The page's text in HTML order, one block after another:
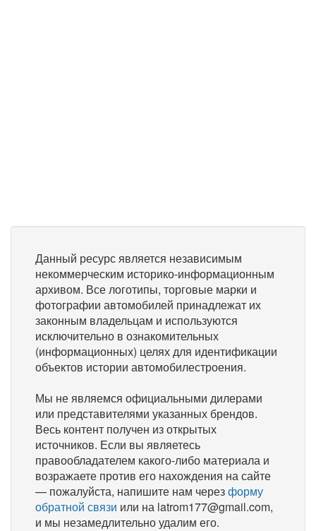
Данный ресурс является независимым
некоммерческим историко-информационным
архивом. Все логотипы, торговые марки и
фотографии автомобилей принадлежат их
законным владельцам и используются
исключительно в ознакомительных
(информационных) целях для идентификации
объектов истории автомобилестроения.
Мы не являемся официальными дилерами
или представителями указанных брендов.
Весь контент получен из открытых
источников. Если вы являетесь
правообладателем какого-либо материала и
возражаете против его нахождения на сайте
— пожалуйста, напишите нам черезформу
обратной связи или на latrom177@gmail.com,
и мы незамедлительно удалим его.